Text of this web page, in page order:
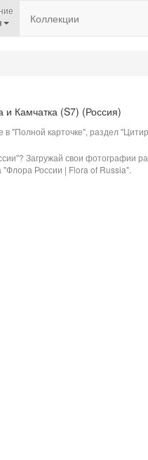
Коллекции
"Полной карточке", раздел
Загружай свои фотографии
"Флора России | Flora of Russia".